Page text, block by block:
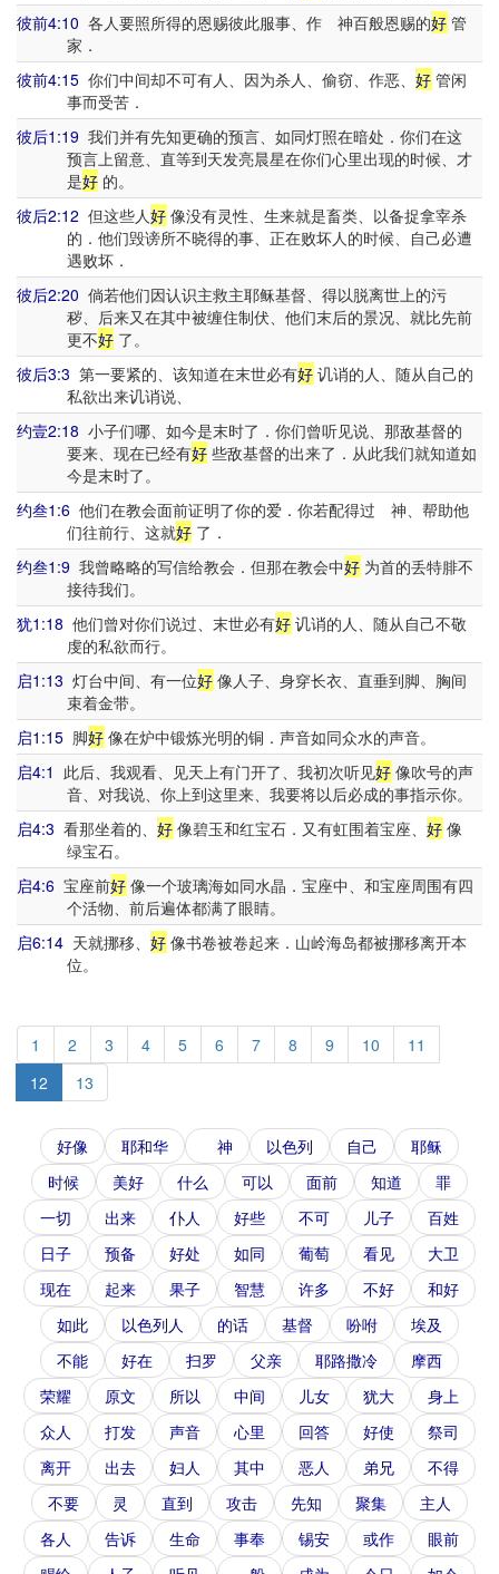
彼前4:10 各人要照所得的恩赐彼此服事、作 神百般恩赐的好 管
家．
彼前4:15 你们中间却不可有人、因为杀人、偷窃、作恶、 好 管闲
事而受苦．
彼后1:19 我们并有先知更确的预言、如同灯照在暗处．你们在这
预言上留意、直等到天发亮晨星在你们心里出现的时候、才
是好的。
彼后2:12 但这些人好 像没有灵性、生来就是畜类、以备捉拿宰杀
的．他们毁谤所不晓得的事、正在败坏人的时候、自己必遭
遇败坏．
彼后2:20 倘若他们因认识主救主耶稣基督、得以脱离世上的污
秽、后来又在其中被缠住制伏、他们末后的景况、就比先前
更不好了。
彼后3:3 第一要紧的、该知道在末世必有好 讥诮的人、随从自己的
私欲出来讥诮说、
约壹2:18 小子们哪、如今是末时了．你们曾听见说、那敌基督的
要来、现在已经有好些敌基督的出来了．从此我们就知道如
今是末时了。
约叁1:6 他们在教会面前证明了你的爱．你若配得过 神、帮助他
们往前行、这就好了．
约叁1:9 我曾略略的写信给教会．但那在教会中好 为首的丢特腓不
接待我们。
犹1:18 他们曾对你们说过、末世必有好 讥诮的人、随从自己不敬
虔的私欲而行。
启1:13 灯台中间、有一位好 像人子、身穿长衣、直垂到脚、胸间
束着金带。
启1:15 脚好 像在炉中锻炼光明的铜．声音如同众水的声音。
启4:1 此后、我观看、见天上有门开了、我初次听见好 像吹号的声
音、对我说、你上到这里来、我要将以后必成的事指示你。
启4:3 看那坐着的、 好 像碧玉和红宝石．又有虹围着宝座、 好 像
绿宝石。
启4:6 宝座前好 像一个玻璃海如同水晶．宝座中、和宝座周围有四
个活物、前后遍体都满了眼睛。
启6:14 天就挪移、 好 像书卷被卷起来．山岭海岛都被挪移离开本
位。
1 2 3 4 5 6 7 8 9 10
11
12
13
好像 耶和华 神 以色列 自己
耶稣
时候
美好 什么 可以 面前 知道
罪
一切
出来 仆人 好些 不可 儿子
百姓
日子
预备 好处 如同 葡萄 看见
大卫
现在
起来 果子 智慧 许多 不好
和好
如此
以色列人 的话 基督 吩咐
埃及
不能
好在 扫罗 父亲 耶路撒冷
摩西
荣耀
原文 所以 中间 儿女 犹大
身上
众人
打发 声音 心里 回答 好使
祭司
离开
出去 妇人 其中 恶人 弟兄
不得
不要
灵 直到 攻击 先知 聚集
主人
各人
告诉 生命 事奉 锡安 或作
眼前